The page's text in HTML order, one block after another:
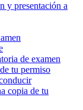
y presentación a
de examen
tu permiso
copia de tu